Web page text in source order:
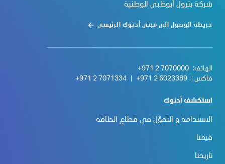
شركة بترول أبوظبي الوطنية
خريطة الوصول الى مبنى أدنوك الرئيسي
الهاتف: +971 2 7070000
فاكس : +971 2 6023389
+971 2 7071334
استكشف أدنوك
الاستدامة و التحوّل في قطاع الطاقة
قيمنا
تاريخنا